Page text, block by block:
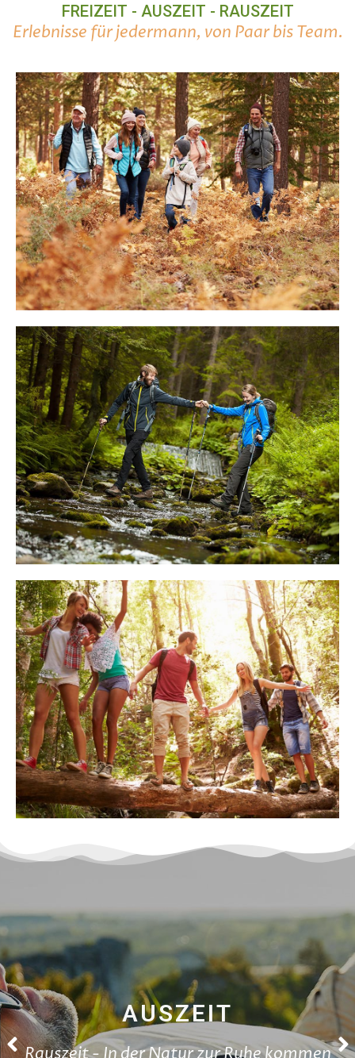
FREIZEIT - AUSZEIT - RAUSZEIT
Erlebnisse für jedermann, von Paar bis Team.
ZEIT MIT DER FAMILIE
ZU ZWEIT ODER ALLEINE
GRUPPE ODER TEAM
AUSZEIT
Rauszeit - In der Natur zur Ruhe kommen